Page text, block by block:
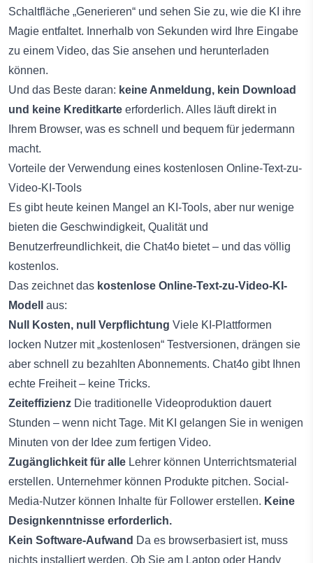
Schaltfläche „Generieren“ und sehen Sie zu, wie die KI ihre
Magie entfaltet. Innerhalb von Sekunden wird Ihre Eingabe
zu einem Video, das Sie ansehen und herunterladen
können.
Und das Beste daran: keine Anmeldung, kein Download
und keine Kreditkarte erforderlich. Alles läuft direkt in
Ihrem Browser, was es schnell und bequem für jedermann
macht.
Vorteile der Verwendung eines kostenlosen Online-Text-zu-
Video-KI-Tools
Es gibt heute keinen Mangel an KI-Tools, aber nur wenige
bieten die Geschwindigkeit, Qualität und
Benutzerfreundlichkeit, die Chat4o bietet – und das völlig
kostenlos.
Das zeichnet das kostenlose Online-Text-zu-Video-KI-
Modell
aus:
Null Kosten, null Verpflichtung Viele KI-Plattformen
locken Nutzer mit „kostenlosen“ Testversionen, drängen sie
aber schnell zu bezahlten Abonnements. Chat4o gibt Ihnen
echte Freiheit – keine Tricks.
Zeiteffizienz Die traditionelle Videoproduktion dauert
Stunden – wenn nicht Tage. Mit KI gelangen Sie in wenigen
Minuten von der Idee zum fertigen Video.
Zugänglichkeit für alle Lehrer können Unterrichtsmaterial
erstellen. Unternehmer können Produkte pitchen. Social-
Media-Nutzer können Inhalte für Follower erstellen. Keine
Designkenntnisse erforderlich.
Kein Software-Aufwand Da es browserbasiert ist, muss
nichts installiert werden. Ob Sie am Laptop oder Handy